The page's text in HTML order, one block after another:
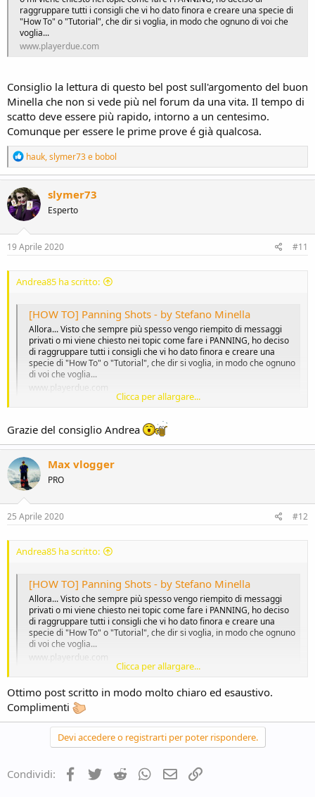
raggruppare tutti i consigli che vi ho dato finora e creare una specie di
"How To" o "Tutorial", che dir si voglia, in modo che ognuno di voi che
voglia...
www.playerdue.com
Consiglio la lettura di questo bel post sull'argomento del buon
Minella che non si vede più nel forum da una vita. Il tempo di
scatto deve essere più rapido, intorno a un centesimo.
Comunque per essere le prime prove é già qualcosa.
R
e
a
c
t
i
o
n
s
hauk,slymer73e bobol
slymer73
Esperto
19 Aprile 2020 #11
Andrea85 ha scritto:
[HOW TO] Panning Shots - by Stefano Minella
Allora... Visto che sempre più spesso vengo riempito di messaggi
privati o mi viene chiesto nei topic come fare i PANNING, ho deciso
di raggruppare tutti i consigli che vi ho dato finora e creare una
specie di "How To" o "Tutorial", che dir si voglia, in modo che ognuno
di voi che voglia...
www.playerdue.com
Consiglio la lettura di questo bel post sull'argomento del buon
Minella che non si vede più nel forum da una vita. Il tempo di scatto
deve essere più rapido, intorno a un centesimo. Comunque per
essere le prime prove é già qualcosa.
Clicca per allargare...
Grazie del consiglio Andrea
Max vlogger
PRO
25 Aprile 2020 #12
Andrea85 ha scritto:
[HOW TO] Panning Shots - by Stefano Minella
Allora... Visto che sempre più spesso vengo riempito di messaggi
privati o mi viene chiesto nei topic come fare i PANNING, ho deciso
di raggruppare tutti i consigli che vi ho dato finora e creare una
specie di "How To" o "Tutorial", che dir si voglia, in modo che ognuno
di voi che voglia...
www.playerdue.com
Consiglio la lettura di questo bel post sull'argomento del buon
Minella che non si vede più nel forum da una vita. Il tempo di scatto
deve essere più rapido, intorno a un centesimo. Comunque per
essere le prime prove é già qualcosa.
Clicca per allargare...
Ottimo post scritto in modo molto chiaro ed esaustivo.
Complimenti
Devi accedere o registrarti per poter rispondere.
Condividi: Facebook
TwitterReddit WhatsApp
e-mailLink